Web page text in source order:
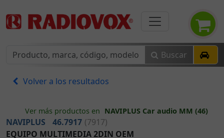
Buscar
Volver a los resultados
Ver más productos en NAVIPLUS Car audio MM (46)
NAVIPLUS 46.7917 (7917)
EQUIPO MULTIMEDIA 2DIN OEM